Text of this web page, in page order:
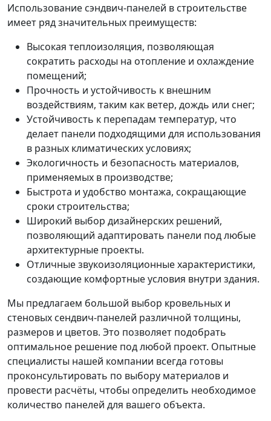
Использование сэндвич-панелей в строительстве
имеет ряд значительных преимуществ:
Высокая теплоизоляция, позволяющая
сократить расходы на отопление и охлаждение
помещений;
Прочность и устойчивость к внешним
воздействиям, таким как ветер, дождь или снег;
Устойчивость к перепадам температур, что
делает панели подходящими для использования
в разных климатических условиях;
Экологичность и безопасность материалов,
применяемых в производстве;
Быстрота и удобство монтажа, сокращающие
сроки строительства;
Широкий выбор дизайнерских решений,
позволяющий адаптировать панели под любые
архитектурные проекты.
Отличные звукоизоляционные характеристики,
создающие комфортные условия внутри здания.
Мы предлагаем большой выбор кровельных и
стеновых сендвич-панелей различной толщины,
размеров и цветов. Это позволяет подобрать
оптимальное решение под любой проект. Опытные
специалисты нашей компании всегда готовы
проконсультировать по выбору материалов и
провести расчёты, чтобы определить необходимое
количество панелей для вашего объекта.